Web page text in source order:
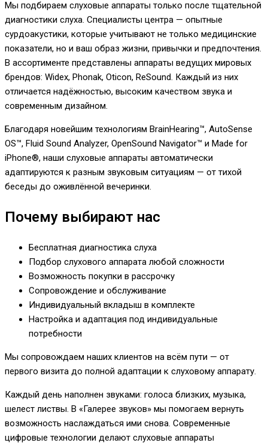
Мы подбираем слуховые аппараты только после тщательной
диагностики слуха. Специалисты центра — опытные
сурдоакустики, которые учитывают не только медицинские
показатели, но и ваш образ жизни, привычки и предпочтения.
В ассортименте представлены аппараты ведущих мировых
брендов: Widex, Phonak, Oticon, ReSound. Каждый из них
отличается надёжностью, высоким качеством звука и
современным дизайном.
Благодаря новейшим технологиям BrainHearing™, AutoSense
OS™, Fluid Sound Analyzer, OpenSound Navigator™ и Made for
iPhone®, наши слуховые аппараты автоматически
адаптируются к разным звуковым ситуациям — от тихой
беседы до оживлённой вечеринки.
Почему выбирают нас
Бесплатная диагностика слуха
Подбор слухового аппарата любой сложности
Возможность покупки в рассрочку
Сопровождение и обслуживание
Индивидуальный вкладыш в комплекте
Настройка и адаптация под индивидуальные
потребности
Мы сопровождаем наших клиентов на всём пути — от
первого визита до полной адаптации к слуховому аппарату.
Каждый день наполнен звуками: голоса близких, музыка,
шелест листвы. В «Галерее звуков» мы помогаем вернуть
возможность наслаждаться ими снова. Современные
цифровые технологии делают слуховые аппараты